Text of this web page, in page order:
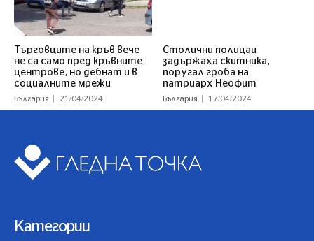
Търговците на кръв вече
не са само пред кръвните
центрове, но дебнат и в
социалните мрежи
България 21/04/2024
Столични полицаи
задържаха скитника,
поругал гроба на
патриарх Неофит
България 17/04/2024
Категории